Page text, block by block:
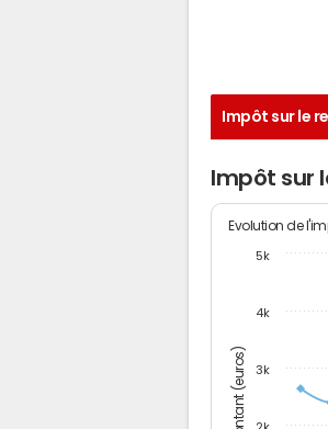
Impôt sur le
Impôt sur
Montant (euros)
Evolution de
3k
4k
5k